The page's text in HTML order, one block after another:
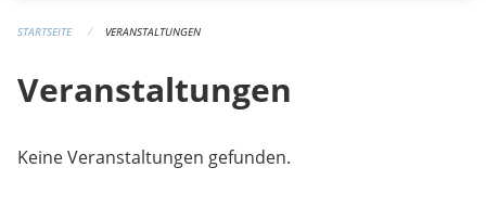
STARTSEITE VERANSTALTUNGEN
Veranstaltungen
Keine Veranstaltungen gefunden.